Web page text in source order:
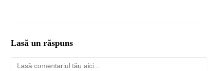
Lasă un răspuns